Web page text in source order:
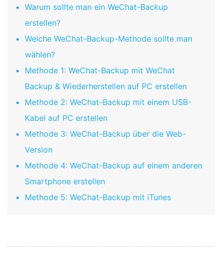
Warum sollte man ein WeChat-Backup
erstellen?
Welche WeChat-Backup-Methode sollte man
wählen?
Methode 1: WeChat-Backup mit WeChat
Backup & Wiederherstellen auf PC erstellen
Methode 2: WeChat-Backup mit einem USB-
Kabel auf PC erstellen
Methode 3: WeChat-Backup über die Web-
Version
Methode 4: WeChat-Backup auf einem anderen
Smartphone erstellen
Methode 5: WeChat-Backup mit iTunes